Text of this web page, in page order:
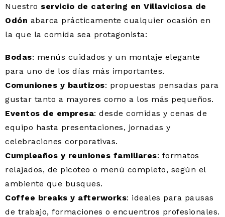
Nuestro servicio de catering en Villaviciosa de
Odón abarca prácticamente cualquier ocasión en
la que la comida sea protagonista:
Bodas: menús cuidados y un montaje elegante
para uno de los días más importantes.
Comuniones y bautizos: propuestas pensadas para
gustar tanto a mayores como a los más pequeños.
Eventos de empresa: desde comidas y cenas de
equipo hasta presentaciones, jornadas y
celebraciones corporativas.
Cumpleaños y reuniones familiares: formatos
relajados, de picoteo o menú completo, según el
ambiente que busques.
Coffee breaks y afterworks: ideales para pausas
de trabajo, formaciones o encuentros profesionales.